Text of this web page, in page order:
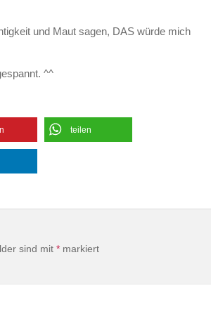
und Maut sagen, DAS würde mich
^^
teilen
sind mit * markiert